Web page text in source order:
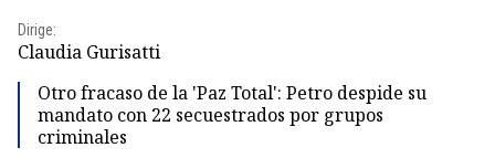
Dirige:
Claudia Gurisatti
Otro fracaso de la 'Paz Total': Petro despide su
mandato con 22 secuestrados por grupos
criminales